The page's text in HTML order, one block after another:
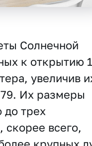
Солнечной
к открытию
увеличив
Их размеры
до трех
скорее всего,